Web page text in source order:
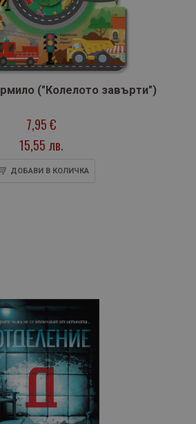
Вълшебно кормило ("Колелото завърти")
7,95 €
15,55 лв.
ДОБАВИ В КОЛИЧКА